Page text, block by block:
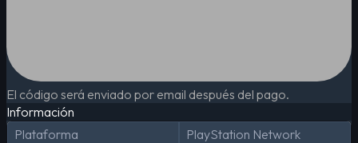
El código será enviado por email después del pago.
Información
Plataforma
PlayStation Network